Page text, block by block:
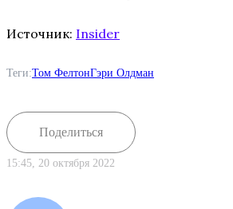
Источник: Insider
Теги:Том ФелтонГэри Олдман
Поделиться
15:45, 20 октября 2022